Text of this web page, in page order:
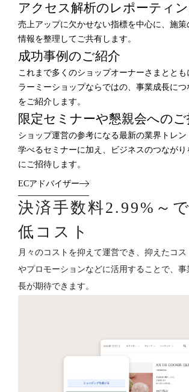
アクセス解析のレポーティ
売上アップに欠かせない指標を中心に、施策
情報を整理してご共有します。
成功事例のご紹介
これまで多くのショップオーナーさまととも
ラーミーショップならではの、事業成長につ
をご紹介します。
限定セミナーや懇親会への
ショップ運営の参考になる最新の業界トレン
学べるセミナーに加え、ビジネスのつなが
にご招待します。
ECアドバイザー
決済手数料2.99%～
低コスト
月々のコストを抑えて運営でき、抑えたコ
やプロモーションなどに活用することで、
長が期待できます。